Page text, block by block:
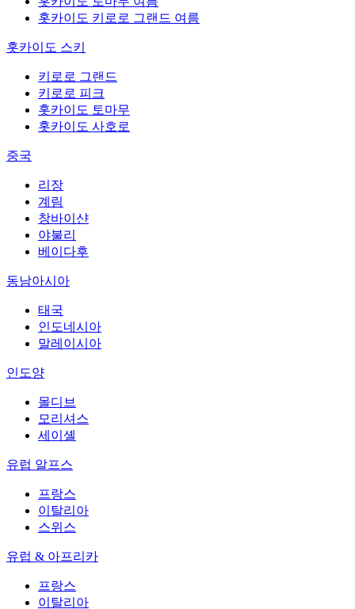
홋카이도 키로로 그랜드 여름
홋카이도 스키
키로로 그랜드
키로로 피크
홋카이도 토마무
홋카이도 사호로
중국
리장
계림
창바이샨
야불리
베이다후
동남아시아
태국
인도네시아
말레이시아
인도양
몰디브
모리셔스
세이셸
유럽 알프스
프랑스
이탈리아
스위스
유럽 & 아프리카
프랑스
이탈리아